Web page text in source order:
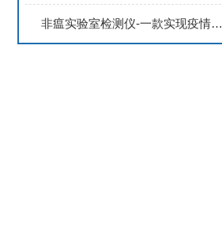
非瘟实验室检测仪-一款实现疫情监控的4通道非洲猪瘟检测仪2024全+境+派+送